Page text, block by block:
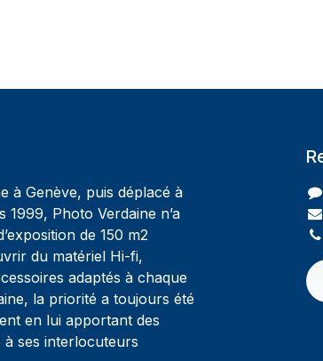
à Genève, puis déplacé à
1999, Photo Verdaine n’a
de 150 m2
du matériel Hi-fi,
adaptés à chaque
la priorité a toujours été
en lui apportant des
ses interlocuteurs